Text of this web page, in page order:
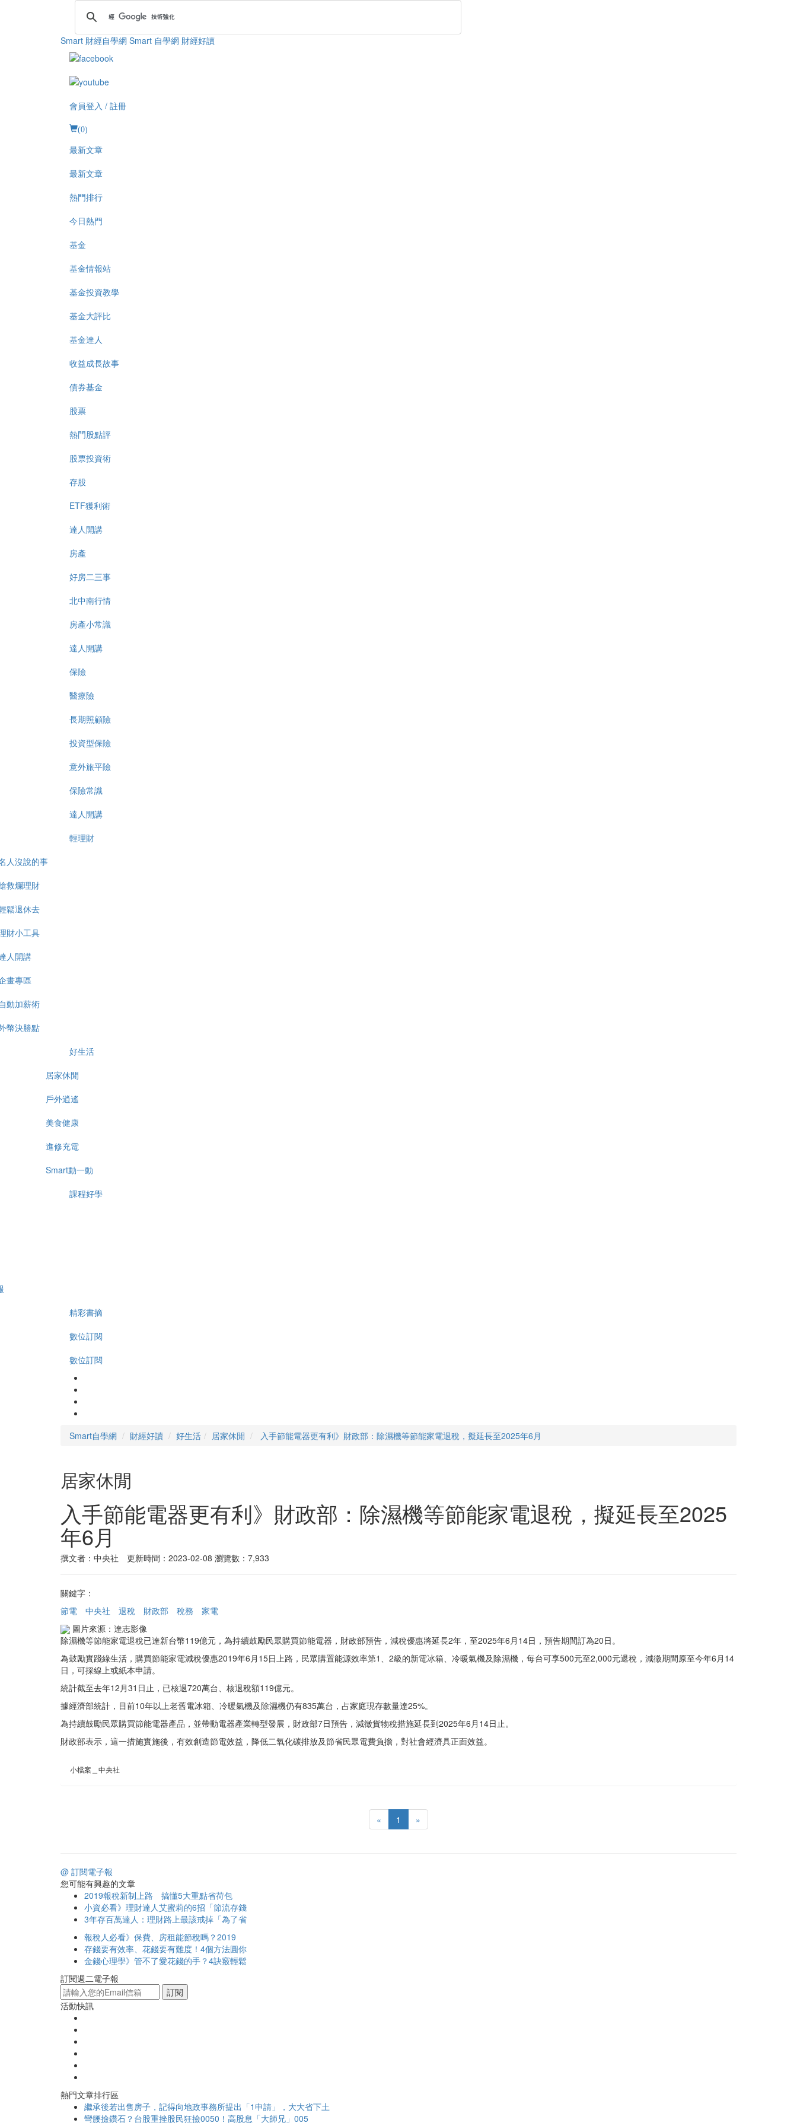
Smart 財經自學網 Smart 自學網 財經好讀
會員登入 / 註冊
(0)
最新文章
最新文章
熱門排行
今日熱門
基金
基金情報站
基金投資教學
基金大評比
基金達人
收益成長故事
債券基金
股票
熱門股點評
股票投資術
存股
ETF獲利術
達人開講
房產
好房二三事
北中南行情
房產小常識
達人開講
保險
醫療險
長期照顧險
投資型保險
意外旅平險
保險常識
達人開講
輕理財
人沒說的事
救爛理財
鬆退休去
財小工具
人開講
畫專區
動加薪術
幣決勝點
好生活
居家休閒
戶外逍遙
美食健康
進修充電
Smart動一動
課程好學
精彩書摘
數位訂閱
數位訂閱
Smart自學網 財經好讀 好生活 居家休閒 入手節能電器更有利》財政部：除濕機等節能家電退稅，擬延長至2025年6月
居家休閒
入手節能電器更有利》財政部：除濕機等節能家電退稅，擬延長至2025
年6月
撰文者：中央社 更新時間：2023-02-08 瀏覽數：7,933
關鍵字：
節電
中央社 退稅 財政部 稅務
家電
圖片來源：達志影像
除濕機等節能家電退稅已達新台幣119億元，為持續鼓勵民眾購買節能電器，財政部預告，減稅優惠將延長2年，至2025年6月14日，預告期間訂為20日。
為鼓勵實踐綠生活，購買節能家電減稅優惠2019年6月15日上路，民眾購置能源效率第1、2級的新電冰箱、冷暖氣機及除濕機，每台可享500元至2,000元退稅，減徵期間原至今年6月14
日，可採線上或紙本申請。
統計截至去年12月31日止，已核退720萬台、核退稅額119億元。
據經濟部統計，目前10年以上老舊電冰箱、冷暖氣機及除濕機仍有835萬台，占家庭現存數量達25%。
為持續鼓勵民眾購買節能電器產品，並帶動電器產業轉型發展，財政部7日預告，減徵貨物稅措施延長到2025年6月14日止。
財政部表示，這一措施實施後，有效創造節電效益，降低二氧化碳排放及節省民眾電費負擔，對社會經濟具正面效益。
小檔案＿中央社
« 1 »
@ 訂閱電子報
您可能有興趣的文章
2019報稅新制上路 搞懂5大重點省荷包
小資必看》理財達人艾蜜莉的6招「節流存錢
3年存百萬達人：理財路上最該戒掉「為了省
報稅人必看》保費、房租能節稅嗎？2019
存錢要有效率、花錢要有難度！4個方法圓你
金錢心理學》管不了愛花錢的手？4訣竅輕鬆
訂閱週二電子報
訂閱
活動快訊
熱門文章排行區
繼承後若出售房子，記得向地政事務所提出「1申請」，大大省下土
彎腰撿鑽石？台股重挫股民狂撿0050！高股息「大師兄」005